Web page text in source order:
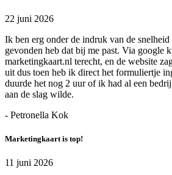
22 juni 2026
Ik ben erg onder de indruk van de
gevonden heb dat bij me past. Via google
marketingkaart.nl terecht, en de website
uit dus toen heb ik direct het formuliertje
duurde het nog 2 uur of ik had al een
aan de slag wilde.
- Petronella Kok
Marketingkaart is top!
11 juni 2026